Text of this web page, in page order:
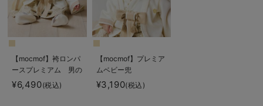
【mocmof】袴ロンパ
ースプレミアム 男の
子
¥6,490(税込)
【mocmof】プレミア
ムベビー兜
¥3,190(税込)